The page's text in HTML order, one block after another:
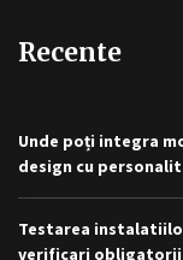
Recente
Unde poți integra
design cu
Testarea
verificari obligatorii